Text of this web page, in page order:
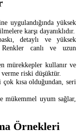
uygulandığında yüksek
karşı dayanıklıdır.
detaylı ve yüksek
canlı ve uzun
mürekkepler kullanır ve
verme riski düşüktür.
çok kısa olduğundan, seri
mükemmel uyum sağlar,
Örnekleri